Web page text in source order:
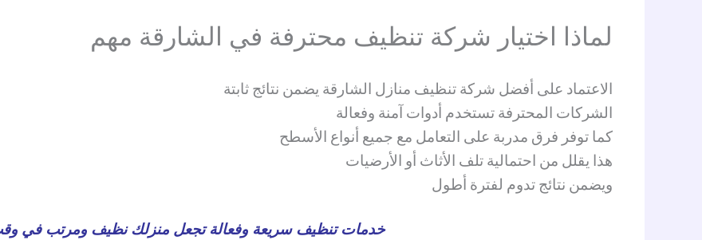
لماذا اختيار شركة تنظيف محترفة في الشارقة مهم
الاعتماد على أفضل شركة تنظيف منازل الشارقة يضمن نتائج ثابتة
الشركات المحترفة تستخدم أدوات آمنة وفعالة
كما توفر فرق مدربة على التعامل مع جميع أنواع الأسطح
هذا يقلل من احتمالية تلف الأثاث أو الأرضيات
ويضمن نتائج تدوم لفترة أطول
خدمات تنظيف سريعة وفعالة تجعل منزلك نظيف ومرتب في